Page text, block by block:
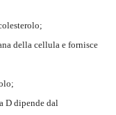
della cellula e fornisce
D dipende dal